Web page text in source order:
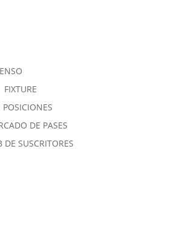
FIXTURE
DE PASES
SUSCRITORES